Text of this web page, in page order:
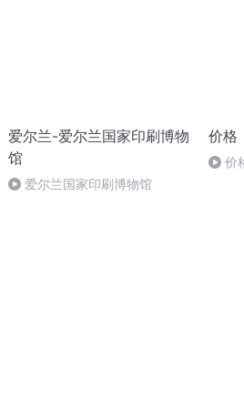
爱尔兰-爱尔兰国家印刷博物
馆
爱尔兰国家印刷博物馆
价格
价